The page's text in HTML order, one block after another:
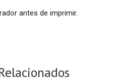
antes de imprimir.